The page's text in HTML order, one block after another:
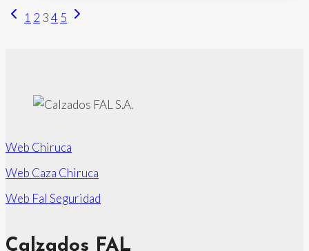
de
realización
de
Navegación
Página
1 2 34 5 Siguiente
Web Chiruca
Web Caza Chiruca
Web Fal Seguridad
Calzados FAL